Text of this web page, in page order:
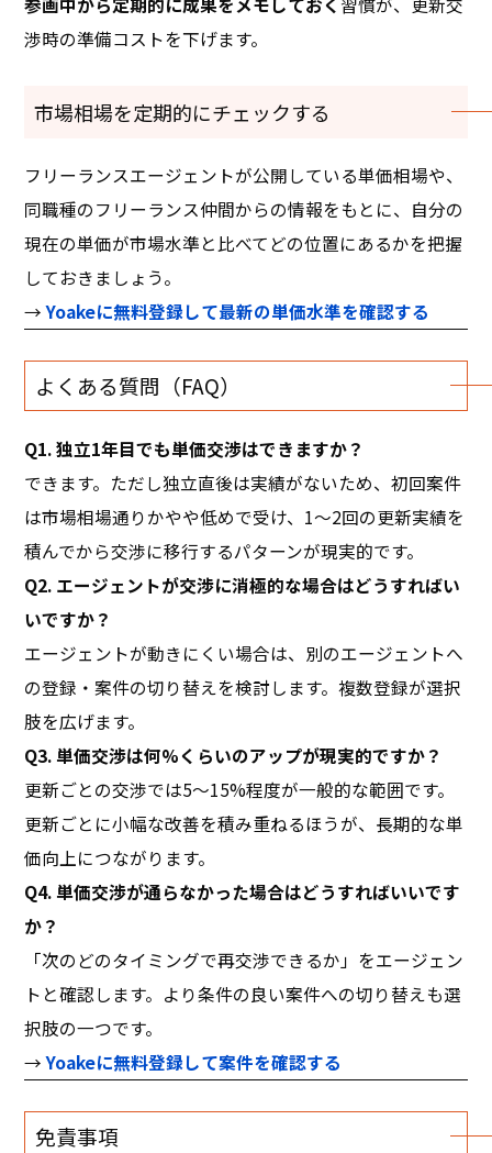
渉時の準備コストを下げます。
市場相場を定期的にチェックする
フリーランスエージェントが公開している単価相場や、
同職種のフリーランス仲間からの情報をもとに、自分の
現在の単価が市場水準と比べてどの位置にあるかを把握
しておきましょう。
→Yoakeに無料登録して最新の単価水準を確認する
よくある質問（FAQ）
Q1. 独立1年目でも単価交渉はできますか？
できます。ただし独立直後は実績がないため、初回案件
は市場相場通りかやや低めで受け、1〜2回の更新実績を
積んでから交渉に移行するパターンが現実的です。
Q2. エージェントが交渉に消極的な場合はどうすればい
いですか？
エージェントが動きにくい場合は、別のエージェントへ
の登録・案件の切り替えを検討します。複数登録が選択
肢を広げます。
Q3. 単価交渉は何%くらいのアップが現実的ですか？
更新ごとの交渉では5〜15%程度が一般的な範囲です。
更新ごとに小幅な改善を積み重ねるほうが、長期的な単
価向上につながります。
Q4. 単価交渉が通らなかった場合はどうすればいいです
か？
「次のどのタイミングで再交渉できるか」をエージェン
トと確認します。より条件の良い案件への切り替えも選
択肢の一つです。
→Yoakeに無料登録して案件を確認する
免責事項